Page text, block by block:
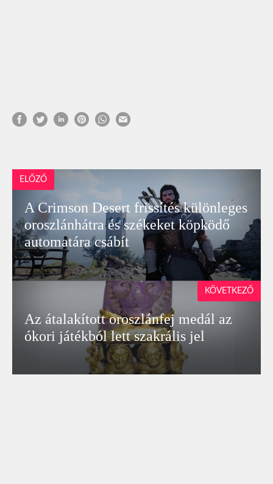
ELŐZŐ
A Crimson Desert frissítés különleges
oroszlánhátra és székeket köpködő
automatára csábít
Az átalakított oroszlánfej medál az
ókori játékból lett szakrális jel
KÖVETKEZŐ